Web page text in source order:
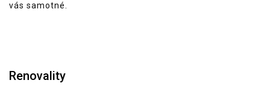
vás samotné.
Renovality